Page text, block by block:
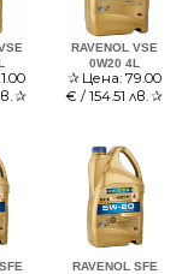
✰
RAVENOL VSE
0W20 4L
✰ Цена:79.00
€ / 154.51 лв.✰
RAVENOL SFE